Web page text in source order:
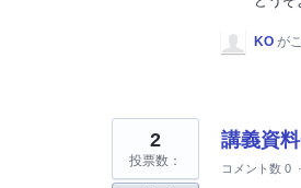
KO が
講義資
2
投票数： コメント数 0 ·